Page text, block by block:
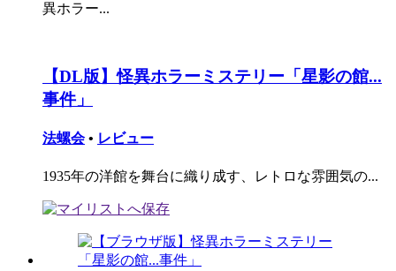
異ホラー...
【DL版】怪異ホラーミステリー「星影の館...
事件」
法螺会 • レビュー
1935年の洋館を舞台に織り成す、レトロな雰囲気の...